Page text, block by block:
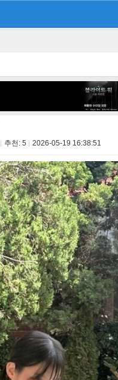
추천: 5 2026-05-19 16:38:51